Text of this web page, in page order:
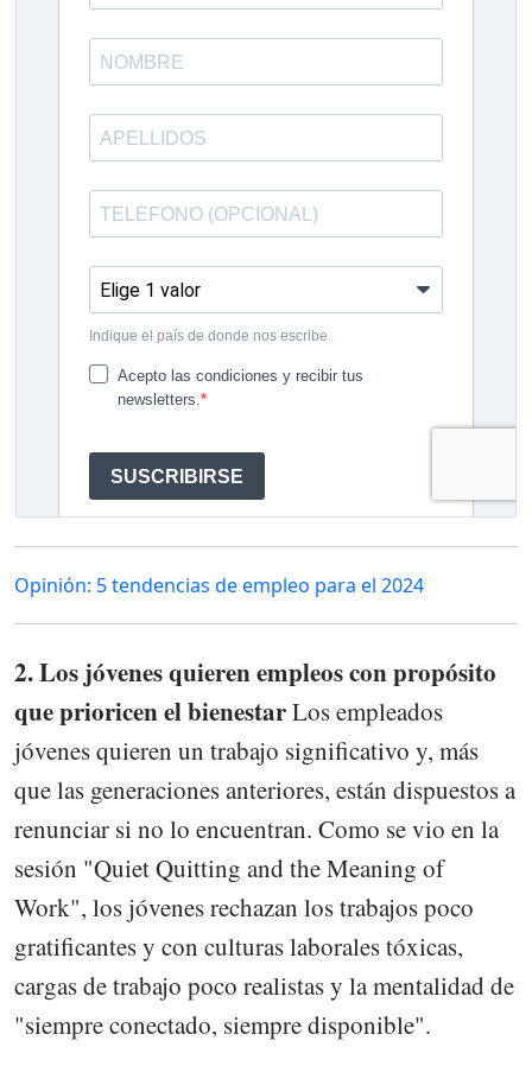
Opinión: 5 tendencias de empleo para el 2024
2. Los jóvenes quieren empleos con propósito
que prioricen el bienestarLos empleados
jóvenes quieren un trabajo significativo y, más
que las generaciones anteriores, están dispuestos a
renunciar si no lo encuentran. Como se vio en la
sesión "Quiet Quitting and the Meaning of
Work", los jóvenes rechazan los trabajos poco
gratificantes y con culturas laborales tóxicas,
cargas de trabajo poco realistas y la mentalidad de
"siempre conectado, siempre disponible".